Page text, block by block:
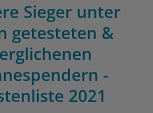
Sieger unter
getesteten &
-
2021